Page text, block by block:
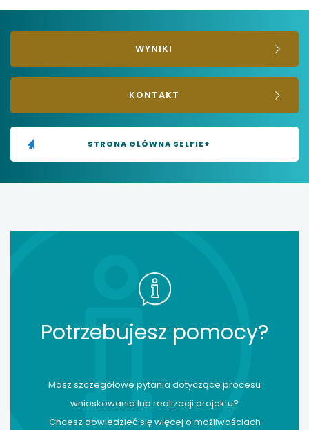
WYNIKI
KONTAKT
STRONA GŁÓWNA SELFIE+
Potrzebujesz pomocy?
Masz szczegółowe pytania dotyczące procesu
wnioskowania lub realizacji projektu?
Chcesz dowiedzieć się więcej o możliwościach